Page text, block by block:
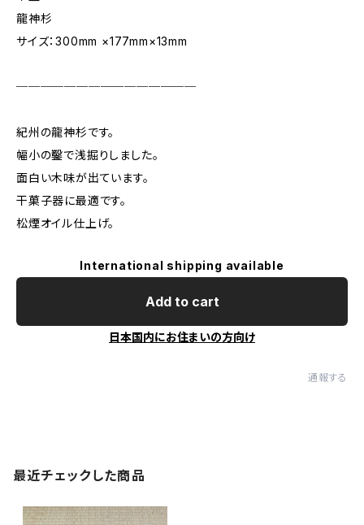
龍神杉
サイズ：300mm ×177mm×13mm
───────────────
紀州の龍神杉です。
幅小の鑿で浅掘りしました。
面白い木味が出ています。
干菓子器に最適です。
松煙オイル仕上げ。
International shipping available
Add to cart
日本国内にお住まいの方向け
通報する
最近チェックした商品